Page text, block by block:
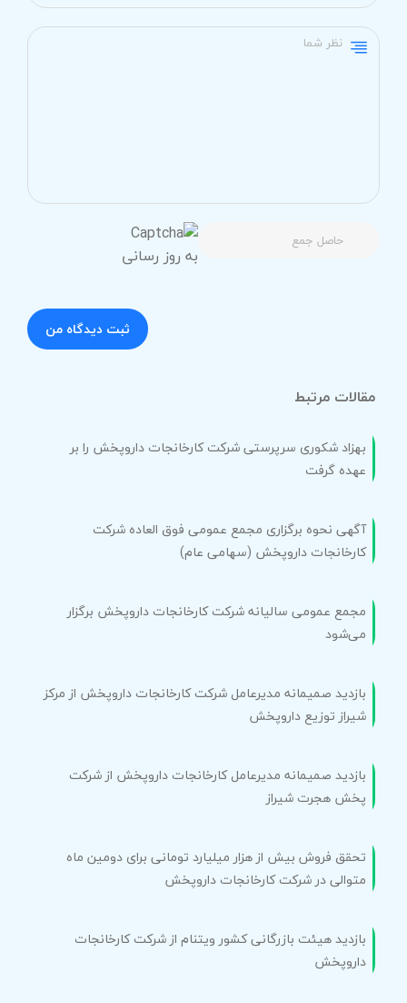
مقالات مرتبط
بهزاد شکوری سرپرستی شرکت کارخانجات داروپخش را بر
عهده گرفت
آگهی نحوه برگزاری مجمع عمومی فوق العاده شرکت
کارخانجات داروپخش (سهامی عام)
مجمع عمومی سالیانه شرکت کارخانجات داروپخش برگزار
می‌شود
بازدید صمیمانه مدیرعامل شرکت کارخانجات داروپخش از مرکز
شیراز توزیع داروپخش
بازدید صمیمانه مدیرعامل کارخانجات داروپخش از شرکت
پخش هجرت شیراز
تحقق فروش بیش از هزار میلیارد تومانی برای دومین ماه
متوالی در شرکت کارخانجات داروپخش
بازدید هیئت بازرگانی کشور ویتنام از شرکت کارخانجات
داروپخش